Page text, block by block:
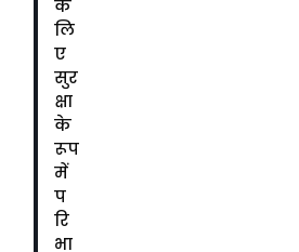
के
लि
ए
सुर
क्षा
के
रूप
में
प
रि
भा